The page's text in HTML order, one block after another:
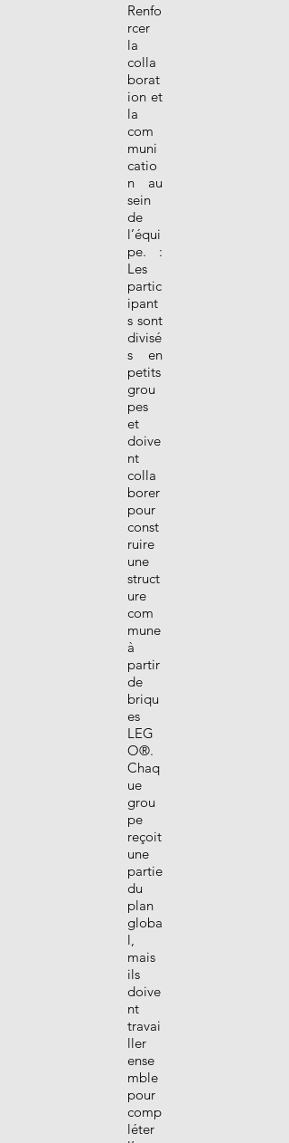
Renfo
rcer
la
colla
borat
ion et
la
com
muni
catio
n au
sein
de
l’équi
pe. :
Les
partic
ipant
s sont
divisé
s en
petits
grou
pes
et
doive
nt
colla
borer
pour
const
ruire
une
struct
ure
com
mune
à
partir
de
briqu
es
LEG
O®.
Chaq
ue
grou
pe
reçoit
une
partie
du
plan
globa
l,
mais
ils
doive
nt
travai
ller
ense
mble
pour
comp
léter